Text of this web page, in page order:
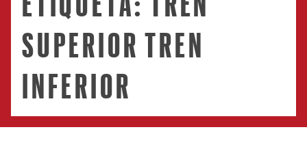
SUPERIOR TREN
INFERIOR